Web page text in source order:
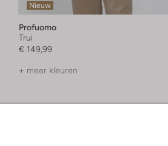
Nieuw
Profuomo
Trui
€ 149,99
+ meer kleuren